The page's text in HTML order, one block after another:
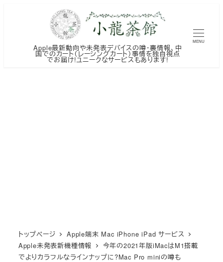
Apple最新動向や未発表デバイスの噂・裏情報、中
国でのカート（レーシングカート）事情を独自視点
でお届け!ユニークなサービスもあります!
MENU
トップページ
Apple端末 Mac iPhone iPad サービス
Apple未発表新機種情報
今年の2021年版iMacはM1搭載
でよりカラフルなラインナップに?Mac Pro miniの噂も